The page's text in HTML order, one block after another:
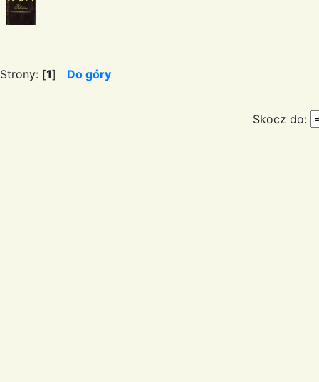
Strony: [1] Do góry
Skocz do: